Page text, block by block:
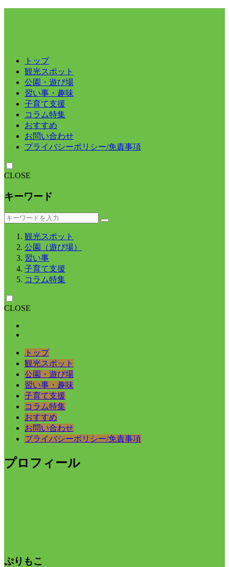
トップ
観光スポット
公園・遊び場
習い事・趣味
子育て支援
コラム特集
おすすめ
お問い合わせ
プライバシーポリシー/免責事項
CLOSE
キーワード
観光スポット
公園（遊び場）
習い事
子育て支援
コラム特集
CLOSE
トップ
観光スポット
公園・遊び場
習い事・趣味
子育て支援
コラム特集
おすすめ
お問い合わせ
プライバシーポリシー/免責事項
プロフィール
ぷりもこ